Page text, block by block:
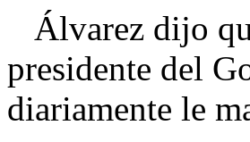
Álvarez dijo
presidente del
diariamente le